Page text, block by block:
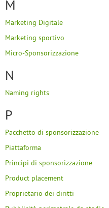
M
Marketing Digitale
Marketing sportivo
Micro-Sponsorizzazione
N
Naming rights
P
Pacchetto di sponsorizzazione
Piattaforma
Principi di sponsorizzazione
Product placement
Proprietario dei diritti